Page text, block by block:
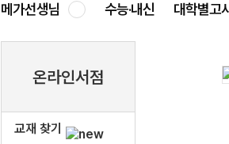
메가선생님 수능·내신 대학별고
온라인서점
교재 찾기